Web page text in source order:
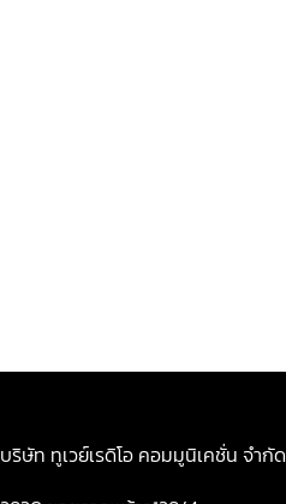
บริษัท ทูเวย์เรดิโอ คอมมูนิเคชั่น จำกัด